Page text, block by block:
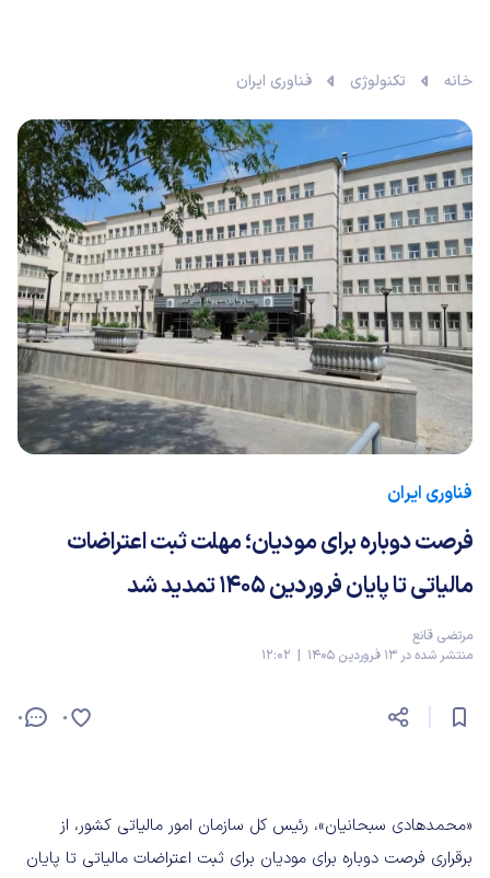
خانه تکنولوژی فناوری ایران
فناوری ایران
فرصت دوباره برای مودیان؛ مهلت ثبت اعتراضات
مالیاتی تا پایان فروردین ۱۴۰۵ تمدید شد
مرتضی قانع
منتشر شده در 13 فروردین 1405 | 12:02
0 0
«محمدهادی سبحانیان»، رئیس کل سازمان امور مالیاتی کشور، از
برقراری فرصت دوباره برای مودیان برای ثبت اعتراضات مالیاتی تا پایان